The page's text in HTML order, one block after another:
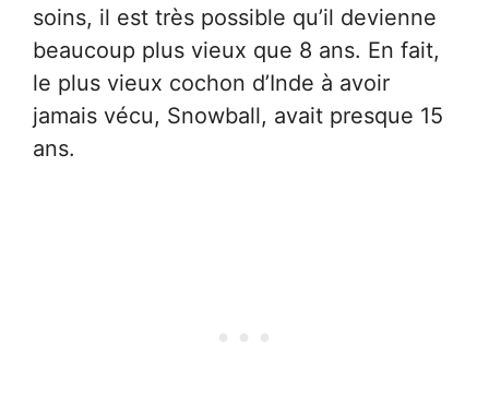
soins, il est très possible qu’il devienne
beaucoup plus vieux que 8 ans. En fait,
le plus vieux cochon d’Inde à avoir
jamais vécu, Snowball, avait presque 15
ans.